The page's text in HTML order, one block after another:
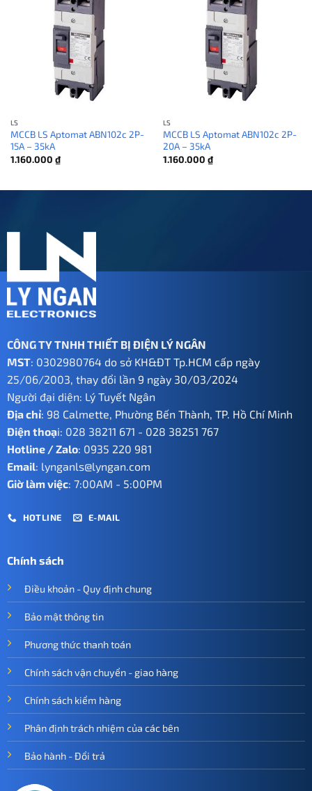
LS
MCCB LS Aptomat ABN102c 2P-
15A – 35kA
1.160.000 ₫
LS
MCCB LS Aptomat ABN102c 2P-
20A – 35kA
1.160.000 ₫
CÔNG TY TNHH THIẾT BỊ ĐIỆN LÝ NGÂN
MST: 0302980764 do sở KH&ĐT Tp.HCM cấp ngày
25/06/2003, thay đổi lần 9 ngày 30/03/2024
Người đại diện: Lý Tuyết Ngân
Địa chỉ: 98 Calmette, Phường Bến Thành, TP. Hồ Chí Minh
Điện thoại: 028 38211 671 - 028 38251 767
Hotline / Zalo: 0935 220 981
Email: lynganls@lyngan.com
Giờ làm việc: 7:00AM - 5:00PM
HOTLINE E-MAIL
Chính sách
Điều khoản - Quy định chung
Bảo mật thông tin
Phương thức thanh toán
Chính sách vận chuyển - giao hàng
Chính sách kiểm hàng
Phân định trách nhiệm của các bên
Bảo hành - Đổi trả